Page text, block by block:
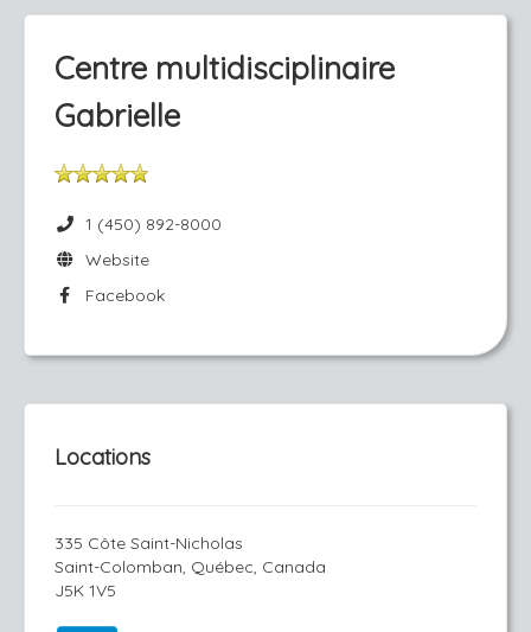
Centre multidisciplinaire
Gabrielle
1 (450) 892-8000
Website
Facebook
Locations
335 Côte Saint-Nicholas
Saint-Colomban, Québec, Canada
J5K 1V5